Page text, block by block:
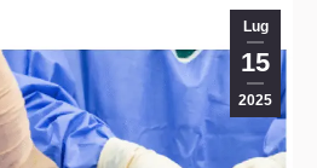
Lug
15
2025